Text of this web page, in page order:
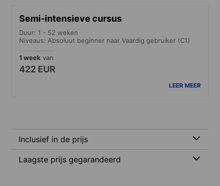
Semi-intensieve cursus
Duur: 1 - 52 weken
Niveaus: Absoluut beginner naar Vaardig gebruiker (C1)
1 week van
422 EUR
LEER MEER
Inclusief in de prijs
Laagste prijs gegarandeerd